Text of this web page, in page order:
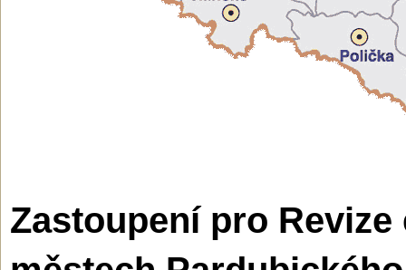
Zastoupení pro